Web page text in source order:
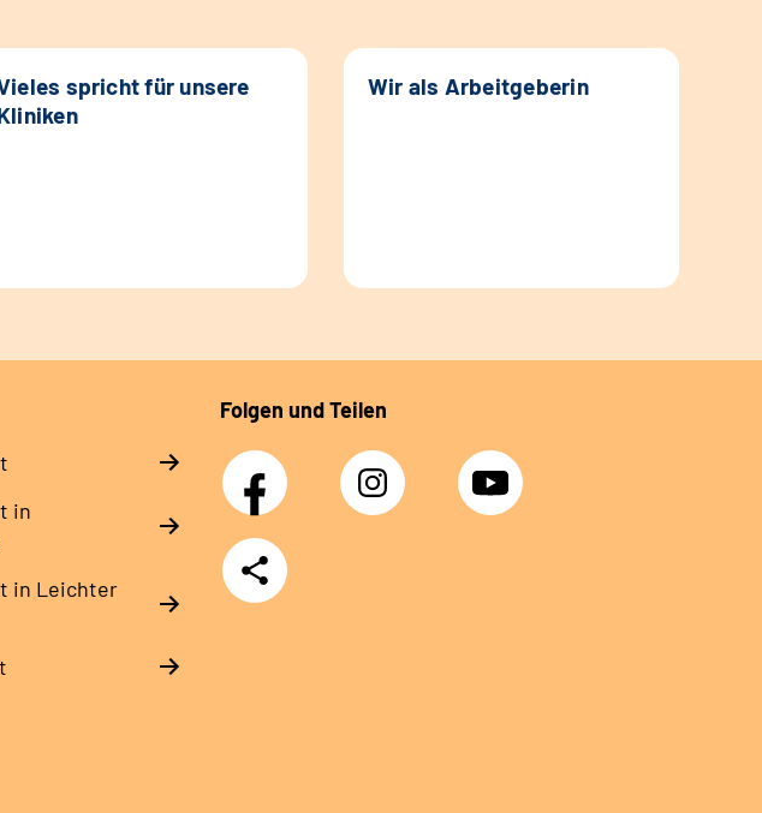
spricht für unsere
Wir als Arbeitgeberin
in
in Leichter
Folgen und Teilen
Facebook Instagram YouTube
Teilen